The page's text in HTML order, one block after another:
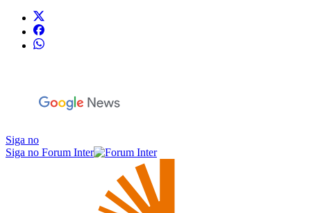
Siga no
Siga no Forum Inter